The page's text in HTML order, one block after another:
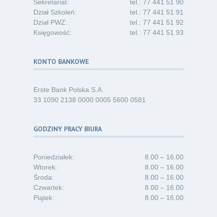
Sekretariat:
tel.: 77 441 51 90
Dział Szkoleń:
tel.: 77 441 51 91
Dział PWZ:
tel.: 77 441 51 92
Księgowość:
tel.: 77 441 51 93
KONTO BANKOWE
Erste Bank Polska S.A.
33 1090 2138 0000 0005 5600 0581
GODZINY PRACY BIURA
Poniedziałek:
8.00 – 16.00
Wtorek:
8.00 – 16.00
Środa:
8.00 – 16.00
Czwartek:
8.00 – 16.00
Piątek:
8.00 – 16.00